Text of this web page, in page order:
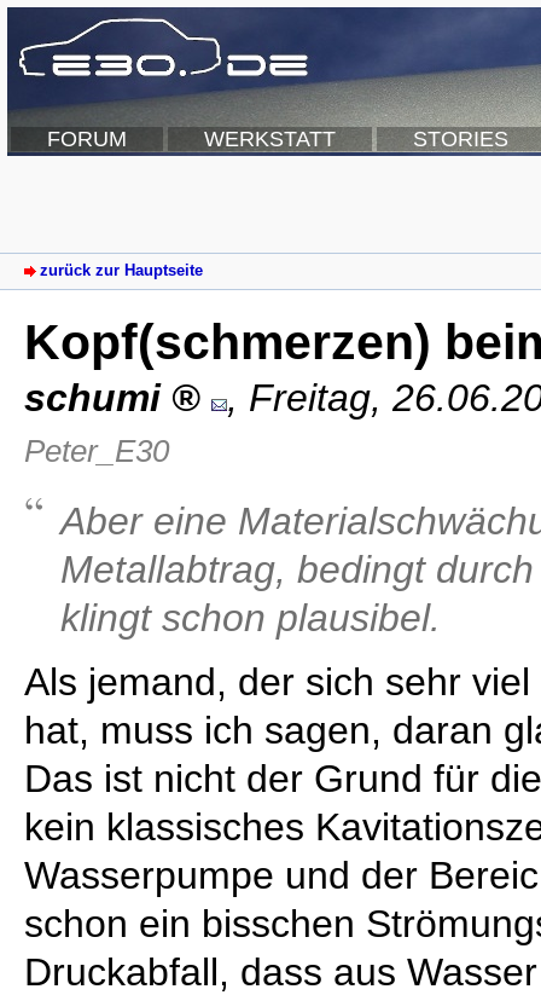
FORUM WERKSTATT STORIES
zurück zur Hauptseite
Kopf(schmerzen)
schumi , Freitag,
Peter_E30
Aber eine
Metallabtrag, bedingt
klingt schon plausibel.
Als jemand, der sich sehr
hat, muss ich sagen, daran
Das ist nicht der Grund für
kein klassisches
Wasserpumpe und der
schon ein bisschen
Druckabfall, dass aus